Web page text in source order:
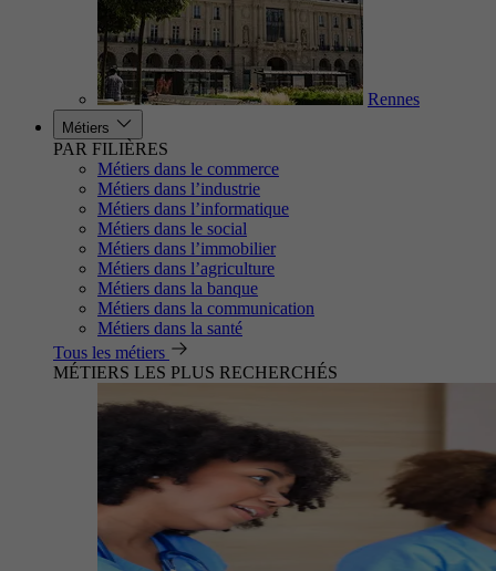
Rennes
Métiers
PAR FILIÈRES
Métiers dans le commerce
Métiers dans l’industrie
Métiers dans l’informatique
Métiers dans le social
Métiers dans l’immobilier
Métiers dans l’agriculture
Métiers dans la banque
Métiers dans la communication
Métiers dans la santé
Tous les métiers
MÉTIERS LES PLUS RECHERCHÉS